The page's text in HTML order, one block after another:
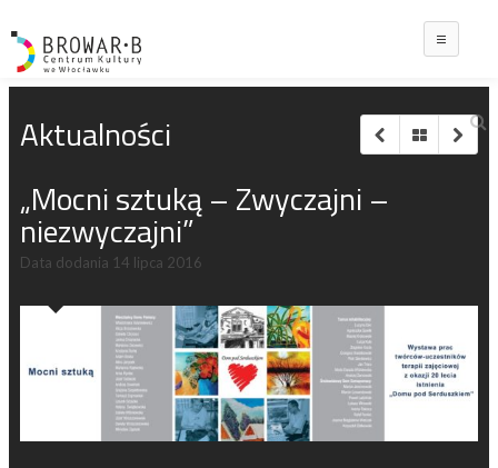
Aktualności
„Mocni sztuką – Zwyczajni –
niezwyczajni”
Data dodania 14 lipca 2016